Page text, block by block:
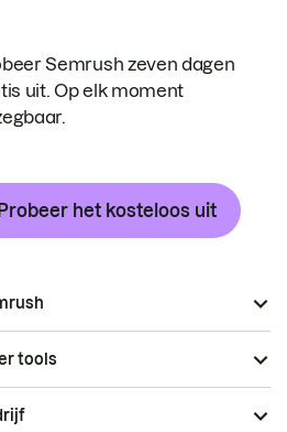
Semrush zeven dagen
uit. Op elk moment
Probeer het kosteloos uit
tools